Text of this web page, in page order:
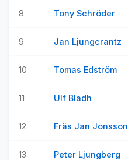
8 Tony Schröder
9 Jan Ljungcrantz
10 Tomas Edström
11 Ulf Bladh
12 Fräs Jan Jonsson
13 Peter Ljungberg